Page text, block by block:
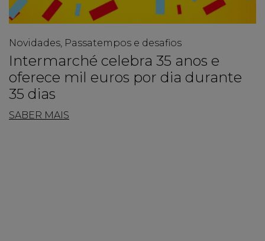
Novidades, Passatempos e desafios
Intermarché celebra 35 anos e
oferece mil euros por dia durante
35 dias
SABER MAIS